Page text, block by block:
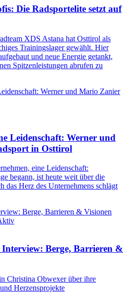
Die Radsportelite setzt auf
XDS Astana hat Osttirol als
Trainingslager gewählt. Hier
und neue Energie getankt,
Spitzenleistungen abrufen zu
Leidenschaft: Werner und
in Osttirol
eine Leidenschaft:
begann, ist heute weit über die
das Herz des Unternehmens schlägt
Berge, Barrieren &
Christina Obwexer über ihre
Herzensprojekte